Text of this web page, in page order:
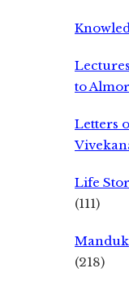
to
Letters
Life
(111)
(218)